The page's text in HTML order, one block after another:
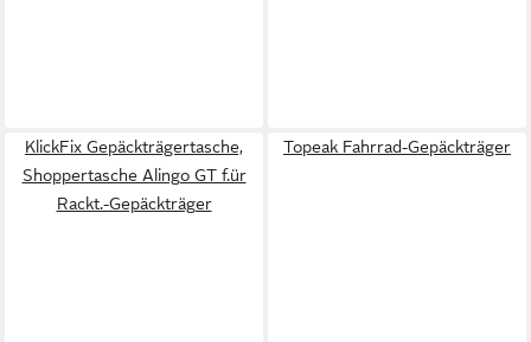
KlickFix Gepäckträgertasche,
Shoppertasche Alingo GT f.ür
Rackt.-Gepäckträger
Topeak Fahrrad-Gepäckträger